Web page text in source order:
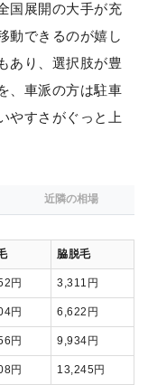
国展開の大手が充
動できるのが嬉し
あり、選択肢が豊
、車派の方は駐車
やすさがぐっと上
近隣の相場
脇脱毛
円 3,311円
円 6,622円
円 9,934円
円 13,245円